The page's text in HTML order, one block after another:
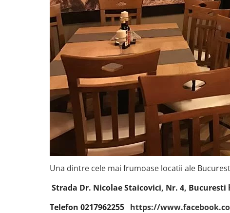
Una dintre cele mai frumoase locatii ale
Strada Dr. Nicolae Staicovici, Nr. 4, Bucuresti
Telefon 0217962255 https://